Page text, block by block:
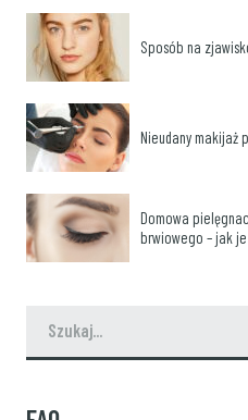
Sposób na
Nieudany makijaż
Domowa
brwiowego – jak